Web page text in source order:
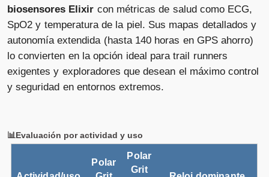
📦 3-5 días · 🚚 Gratis >75€ · 🔄 30 días
Polar Grit X2 Pro
Vendido por
Polar Grit X2 Pro Titan
biosensores Elixir con métricas de salud como ECG,
SpO2 y temperatura de la piel. Sus mapas detallados y
autonomía extendida (hasta 140 horas en GPS ahorro)
lo convierten en la opción ideal para trail runners
exigentes y exploradores que desean el máximo control
y seguridad en entornos extremos.
📊Evaluación por actividad y uso
Polar
Polar
Grit